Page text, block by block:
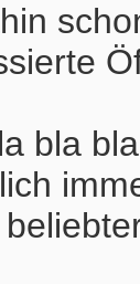
bla